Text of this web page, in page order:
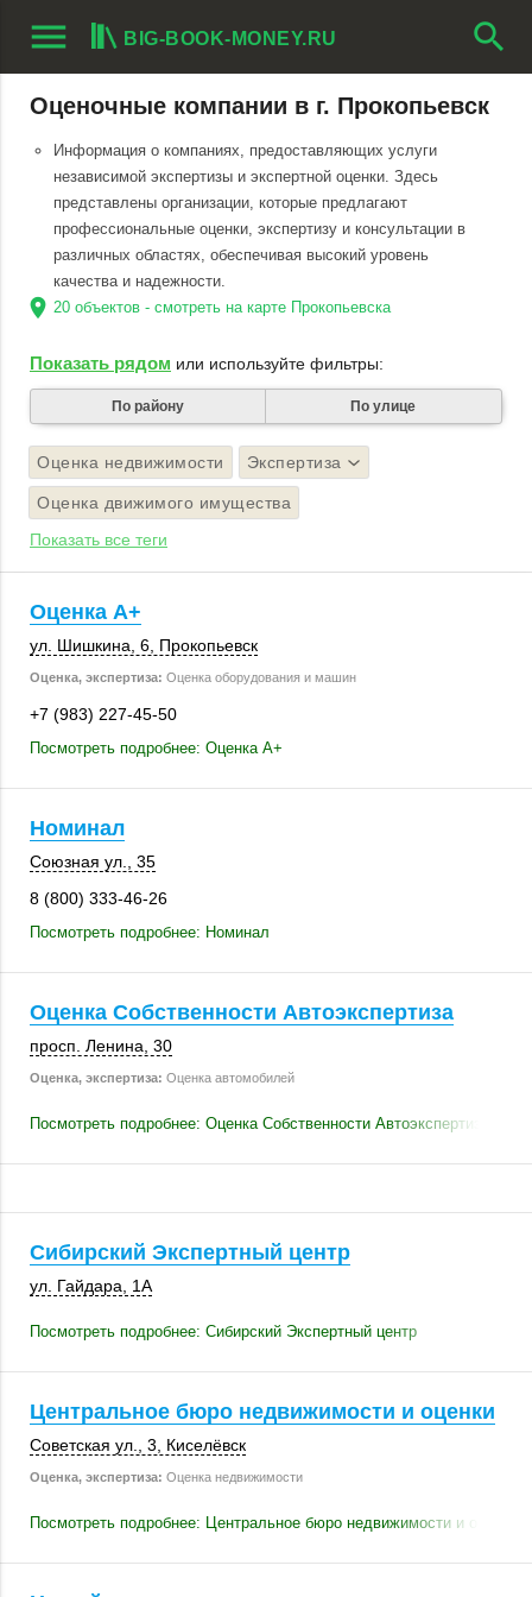
menu BIG-BOOK-MONEY.RU search
Оценочные компании в г. Прокопьевск
Информация о компаниях, предоставляющих услуги
независимой экспертизы и экспертной оценки. Здесь
представлены организации, которые предлагают
профессиональные оценки, экспертизу и консультации в
различных областях, обеспечивая высокий уровень
качества и надежности.
location_on 20 объектов - смотреть на карте Прокопьевска
Показать рядом или используйте фильтры:
По району По улице
Оценка недвижимости Экспертиза
Оценка движимого имущества
Показать все теги
Оценка А+
ул. Шишкина, 6 Прокопьевск
Оценка, экспертиза: Оценка оборудования и машин
+7 (983) 227-45-50
Посмотреть подробнее: Оценка А+
Номинал
Союзная ул., 35
8 (800) 333-46-26
Посмотреть подробнее: Номинал
Оценка Собственности Автоэкспертиза
просп. Ленина, 30
Оценка, экспертиза: Оценка автомобилей
Посмотреть подробнее: Оценка Собственности Автоэкспертиза
Сибирский Экспертный центр
ул. Гайдара, 1А
Посмотреть подробнее: Сибирский Экспертный центр
Центральное бюро недвижимости и оценки
Советская ул., 3 Киселёвск
Оценка, экспертиза: Оценка недвижимости
Посмотреть подробнее: Центральное бюро недвижимости и оценки